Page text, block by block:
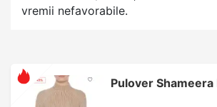
vremii nefavorabile.
Pulover Shameera